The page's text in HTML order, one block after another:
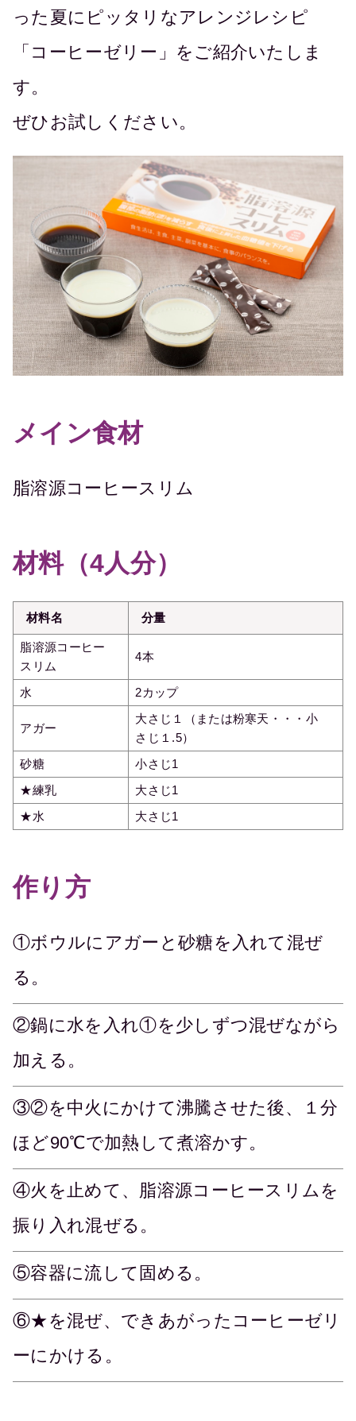
った夏にピッタリなアレンジレシピ
「コーヒーゼリー」をご紹介いたしま
す。
ぜひお試しください。
メイン食材
脂溶源コーヒースリム
材料（4人分）
材料名 分量
脂溶源コーヒー
スリム
4本
水 2カップ
アガー
大さじ１（または粉寒天・・・小
さじ１.5）
砂糖
小さじ1
★練乳
大さじ1
★水
大さじ1
作り方
①ボウルにアガーと砂糖を入れて混ぜ
る。
②鍋に水を入れ①を少しずつ混ぜながら
加える。
③②を中火にかけて沸騰させた後、１分
ほど90℃で加熱して煮溶かす。
④火を止めて、脂溶源コーヒースリムを
振り入れ混ぜる。
⑤容器に流して固める。
⑥★を混ぜ、できあがったコーヒーゼリ
ーにかける。